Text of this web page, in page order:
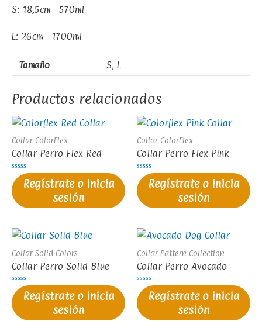
S: 18,5cm 570ml
L: 26cm 1700ml
Tamaño S, L
Productos relacionados
Collar ColorFlex
Collar Perro Flex Red
Valorado
en
0
de
5
Regístrate o inicia
sesión
Collar ColorFlex
Collar Perro Flex Pink
Valorado
en
0
de
5
Regístrate o inicia
sesión
Collar Solid Colors
Collar Perro Solid Blue
Valorado
en
0
de
5
Regístrate o inicia
sesión
Collar Pattern Collection
Collar Perro Avocado
Valorado
en
0
de
5
Regístrate o inicia
sesión